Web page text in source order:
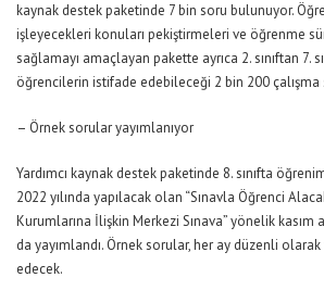
kaynak destek paketinde 7 bin soru bulunuyor.
işleyecekleri konuları pekiştirmeleri ve öğrenme
sağlamayı amaçlayan pakette ayrıca 2. sınıftan 7.
öğrencilerin istifade edebileceği 2 bin 200 çalışma
– Örnek sorular yayımlanıyor
Yardımcı kaynak destek paketinde 8. sınıfta
2022 yılında yapılacak olan “Sınavla Öğrenci
Kurumlarına İlişkin Merkezi Sınava” yönelik kasım
da yayımlandı. Örnek sorular, her ay düzenli
edecek.